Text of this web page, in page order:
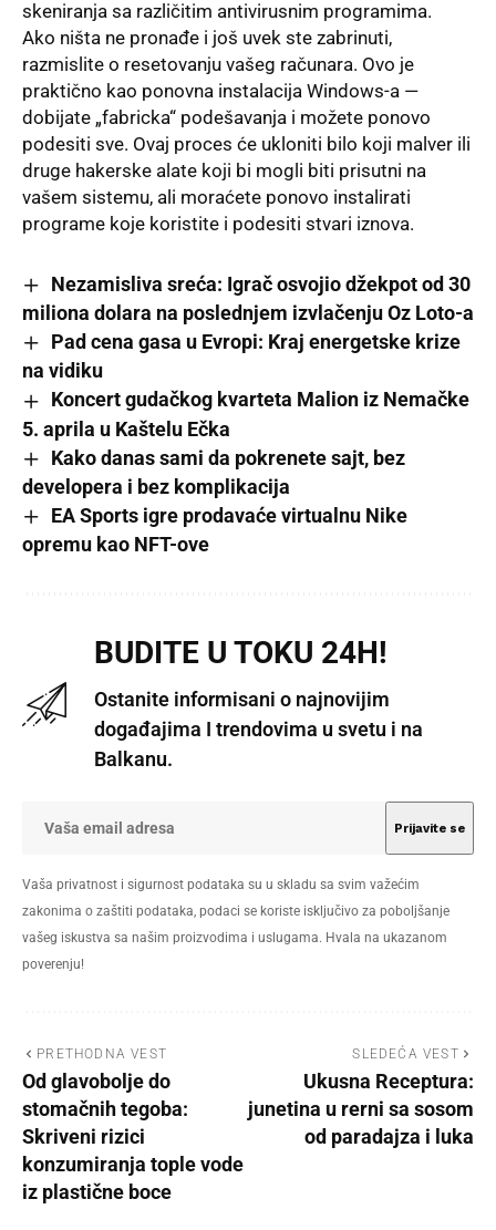
skeniranja sa različitim antivirusnim programima.
Ako ništa ne pronađe i još uvek ste zabrinuti,
razmislite o resetovanju vašeg računara. Ovo je
praktično kao ponovna instalacija Windows-a —
dobijate „fabricka“ podešavanja i možete ponovo
podesiti sve. Ovaj proces će ukloniti bilo koji malver ili
druge hakerske alate koji bi mogli biti prisutni na
vašem sistemu, ali moraćete ponovo instalirati
programe koje koristite i podesiti stvari iznova.
Nezamisliva sreća: Igrač osvojio džekpot od 30
miliona dolara na poslednjem izvlačenju Oz Loto-a
Pad cena gasa u Evropi: Kraj energetske krize
na vidiku
Koncert gudačkog kvarteta Malion iz Nemačke
5. aprila u Kaštelu Ečka
Kako danas sami da pokrenete sajt, bez
developera i bez komplikacija
EA Sports igre prodavaće virtualnu Nike
opremu kao NFT-ove
BUDITE U TOKU 24H!
Ostanite informisani o najnovijim
događajima I trendovima u svetu i na
Balkanu.
Vaša privatnost i sigurnost podataka su u skladu sa svim važećim
zakonima o zaštiti podataka, podaci se koriste isključivo za poboljšanje
vašeg iskustva sa našim proizvodima i uslugama. Hvala na ukazanom
poverenju!
PRETHODNA VEST
Od glavobolje do
stomačnih tegoba:
Skriveni rizici
konzumiranja tople vode
iz plastične boce
SLEDEĆA VEST
Ukusna Receptura:
junetina u rerni sa sosom
od paradajza i luka